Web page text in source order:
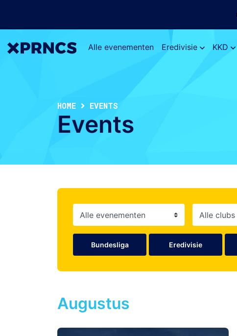
Alle evenementen Eredivisie KKD
HOME EVENTS
Events
Bundesliga Eredivisie
Augustus